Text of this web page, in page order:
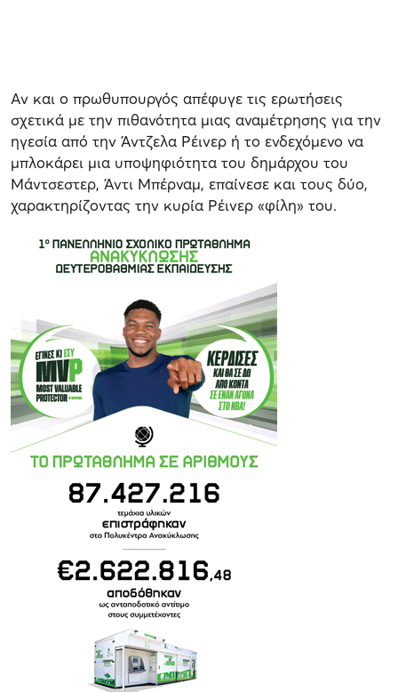
Αν και ο πρωθυπουργός απέφυγε τις ερωτήσεις
σχετικά με την πιθανότητα μιας αναμέτρησης για την
ηγεσία από την Άντζελα Ρέινερ ή το ενδεχόμενο να
μπλοκάρει μια υποψηφιότητα του δημάρχου του
Μάντσεστερ, Άντι Μπέρναμ, επαίνεσε και τους δύο,
χαρακτηρίζοντας την κυρία Ρέινερ «φίλη» του.